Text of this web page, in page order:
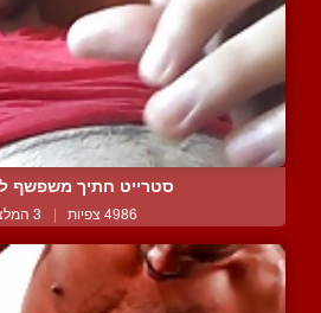
סטרייט חתיך משפשף
4986 צפיות | 3 המלצות